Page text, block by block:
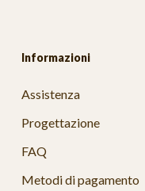
Informazioni
Assistenza
Progettazione
FAQ
Metodi di pagamento